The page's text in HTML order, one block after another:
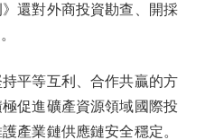
還對外商投資勘查、開採
平等互利、合作共贏的方
促進礦產資源領域國際投
產業鏈供應鏈安全穩定。